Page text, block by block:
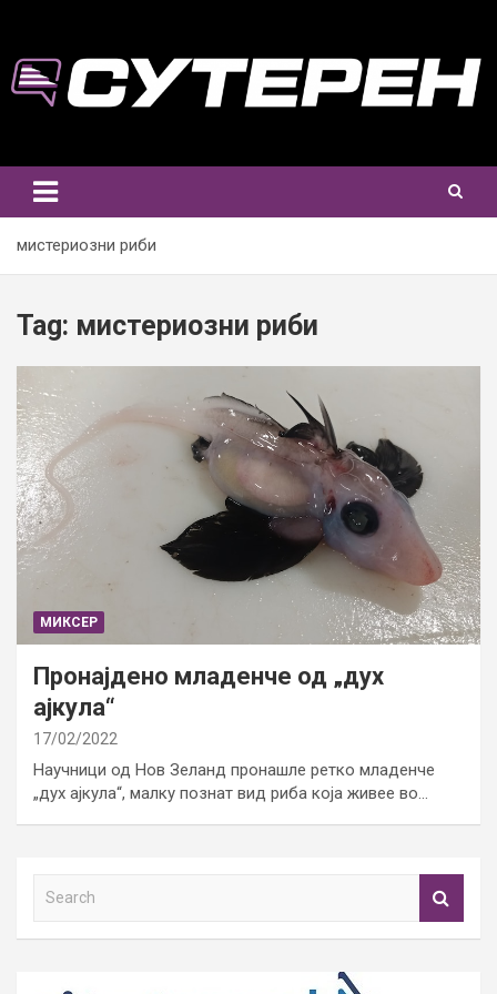
content
мистериозни риби
Tag: мистериозни риби
МИКСЕР
Пронајдено младенче од „дух
ајкула“
17/02/2022
Научници од Нов Зеланд пронашле ретко младенче
„дух ајкула“, малку познат вид риба која живее во…